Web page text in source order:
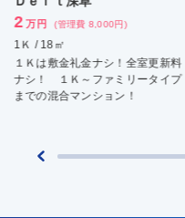
2 万円 (管理費 8,000円)
1Ｋ / 18㎡
１Ｋは敷金礼金ナシ！全室更新料
ナシ！ １Ｋ～ファミリータイプ
までの混合マンション！